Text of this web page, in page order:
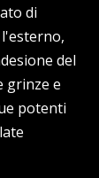
di
del
grinze e
potenti